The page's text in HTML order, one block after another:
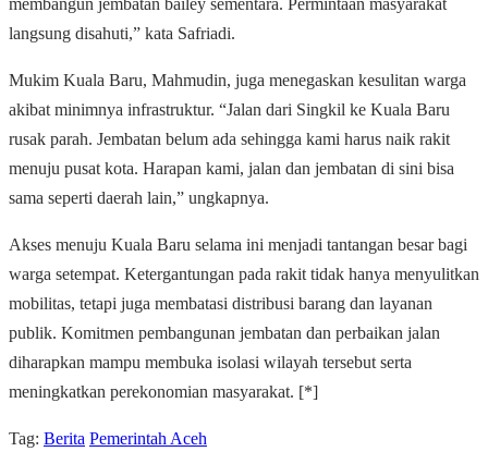
membangun jembatan bailey sementara. Permintaan masyarakat
langsung disahuti,” kata Safriadi.
Mukim Kuala Baru, Mahmudin, juga menegaskan kesulitan warga
akibat minimnya infrastruktur. “Jalan dari Singkil ke Kuala Baru
rusak parah. Jembatan belum ada sehingga kami harus naik rakit
menuju pusat kota. Harapan kami, jalan dan jembatan di sini bisa
sama seperti daerah lain,” ungkapnya.
Akses menuju Kuala Baru selama ini menjadi tantangan besar bagi
warga setempat. Ketergantungan pada rakit tidak hanya menyulitkan
mobilitas, tetapi juga membatasi distribusi barang dan layanan
publik. Komitmen pembangunan jembatan dan perbaikan jalan
diharapkan mampu membuka isolasi wilayah tersebut serta
meningkatkan perekonomian masyarakat. [*]
Tag: Berita Pemerintah Aceh